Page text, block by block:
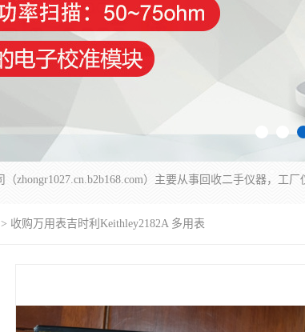
> 收购万用表吉时利Keithley2182A 多用表